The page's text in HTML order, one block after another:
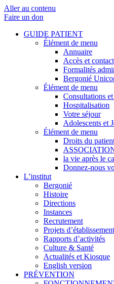
Aller au contenu
Faire un don
GUIDE PATIENT
Élément de menu
Annuaire
Accès et contact
Formalités
Bergonié
Élément de menu
Consultations
Hospitalisation
Votre séjour
Adolescents et
Élément de menu
Droits du
la vie après le
Donnez-nous
L’institut
Bergonié
Histoire
Directions
Instances
Recrutement
Projets d’établissement
Rapports d’activités
Culture & Santé
Actualités et Kiosque
English version
PRÉVENTION